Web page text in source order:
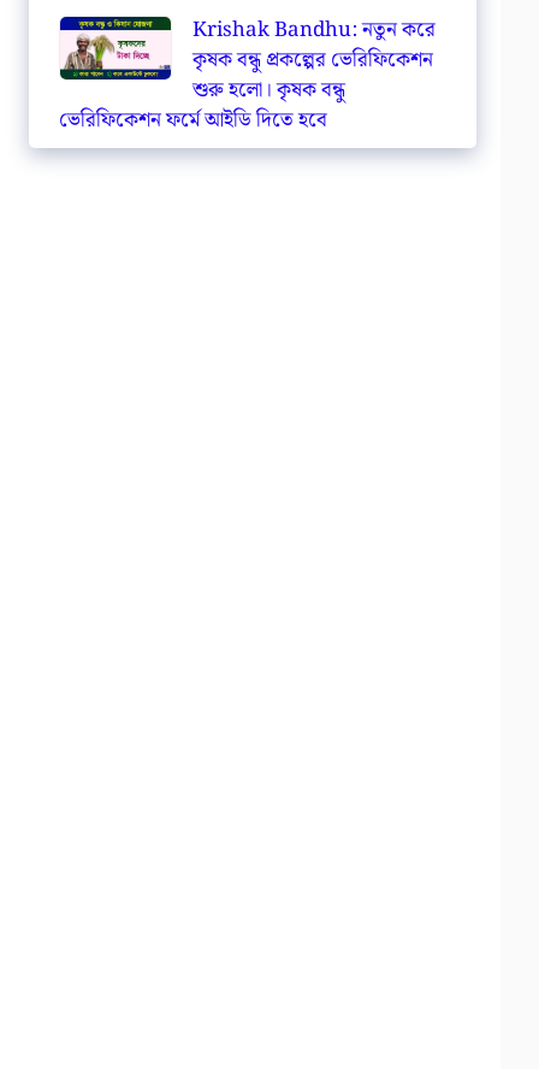
Krishak Bandhu: নতুন করে
কৃষক বন্ধু প্রকল্পের ভেরিফিকেশন
শুরু হলো। কৃষক বন্ধু
ভেরিফিকেশন ফর্মে আইডি দিতে হবে